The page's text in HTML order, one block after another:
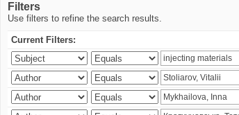
Filters
Use filters to refine the search results.
Current Filters: